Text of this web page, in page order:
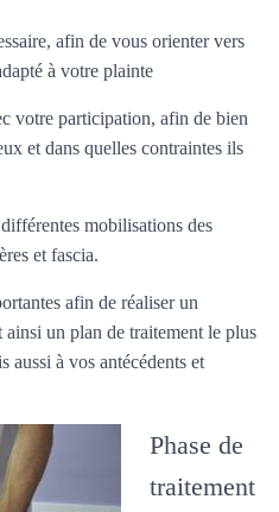
afin de vous orienter vers
à votre plainte
votre participation, afin de bien
et dans quelles contraintes ils
mobilisations des
et fascia.
afin de réaliser un
ainsi un plan de traitement le plus
aussi à vos antécédents et
Phase de
traitement